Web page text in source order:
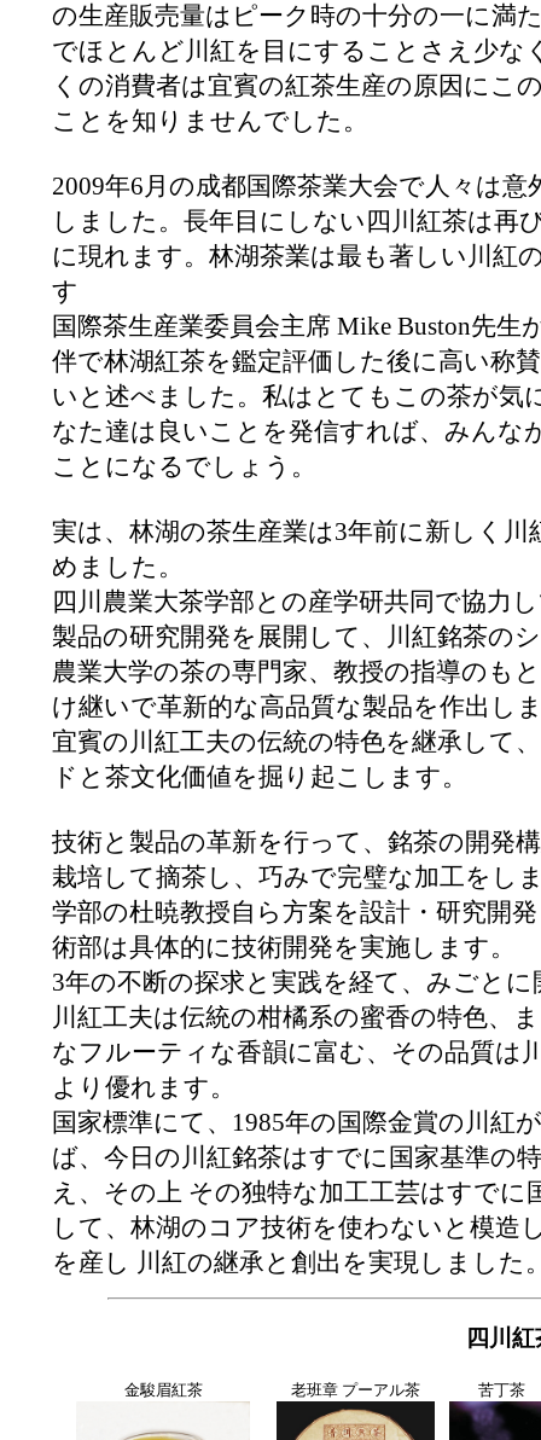
の生産販売量はピーク時の十分の一に満
でほとんど川紅を目にすることさえ少な
くの消費者は宜賓の紅茶生産の原因にこ
ことを知りませんでした。
2009年6月の成都国際茶業大会で人々は
しました。長年目にしない四川紅茶は再
に現れます。林湖茶業は最も著しい川紅
す
国際茶生産業委員会主席 Mike Buston先生
伴で林湖紅茶を鑑定評価した後に高い称
いと述べました。私はとてもこの茶が気
なた達は良いことを発信すれば、みんな
ことになるでしょう。
実は、林湖の茶生産業は3年前に新しく川
めました。
四川農業大茶学部との産学研共同で協力
製品の研究開発を展開して、川紅銘茶の
農業大学の茶の専門家、教授の指導のも
け継いで革新的な高品質な製品を作出し
宜賓の川紅工夫の伝統の特色を継承して
ドと茶文化価値を掘り起こします。
技術と製品の革新を行って、銘茶の開発
栽培して摘茶し、巧みで完璧な加工をし
学部の杜暁教授自ら方案を設計・研究開
術部は具体的に技術開発を実施します。
3年の不断の探求と実践を経て、みごと
川紅工夫は伝統の柑橘系の蜜香の特色、
なフルーティな香韻に富む、その品質は
より優れます。
国家標準にて、1985年の国際金賞の川紅
ば、今日の川紅銘茶はすでに国家基準の
え、その上 その独特な加工工芸はすでに
して、林湖のコア技術を使わないと模造
を産し 川紅の継承と創出を実現しました
四川
金駿眉紅茶 老班章 プーアル茶 苦丁茶